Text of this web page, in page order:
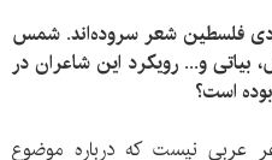
فلسطین شعر سروده‌اند. شمس
بیاتی و... رویکرد این شاعران در
است؟
عربی نیست که درباره موضوع